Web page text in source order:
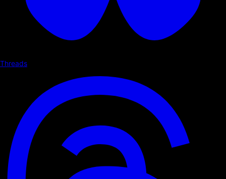
Threads